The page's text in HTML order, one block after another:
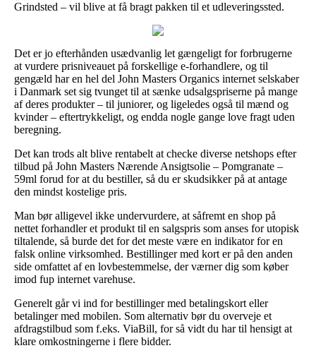
Grindsted – vil blive at få bragt pakken til et udleveringssted.
Det er jo efterhånden usædvanlig let gængeligt for forbrugerne
at vurdere prisniveauet på forskellige e-forhandlere, og til
gengæld har en hel del John Masters Organics internet selskaber
i Danmark set sig tvunget til at sænke udsalgspriserne på mange
af deres produkter – til juniorer, og ligeledes også til mænd og
kvinder – eftertrykkeligt, og endda nogle gange love fragt uden
beregning.
Det kan trods alt blive rentabelt at checke diverse netshops efter
tilbud på John Masters Nærende Ansigtsolie – Pomgranate –
59ml forud for at du bestiller, så du er skudsikker på at antage
den mindst kostelige pris.
Man bør alligevel ikke undervurdere, at såfremt en shop på
nettet forhandler et produkt til en salgspris som anses for utopisk
tiltalende, så burde det for det meste være en indikator for en
falsk online virksomhed. Bestillinger med kort er på den anden
side omfattet af en lovbestemmelse, der værner dig som køber
imod fup internet varehuse.
Generelt går vi ind for bestillinger med betalingskort eller
betalinger med mobilen. Som alternativ bør du overveje et
afdragstilbud som f.eks. ViaBill, for så vidt du har til hensigt at
klare omkostningerne i flere bidder.